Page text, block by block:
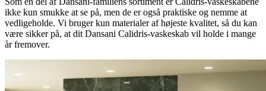
ikke kun smukke at se på, men de er også praktiske og nemme at
vedligeholde. Vi bruger kun materialer af højeste kvalitet, så du kan
være sikker på, at dit Dansani Calidris-vaskeskab vil holde i mange
år fremover.